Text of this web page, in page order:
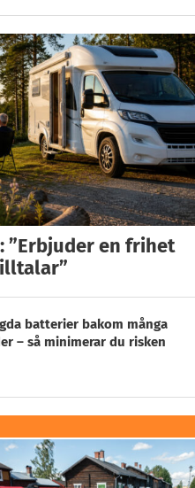
en frihet
batterier bakom många
– så minimerar du risken